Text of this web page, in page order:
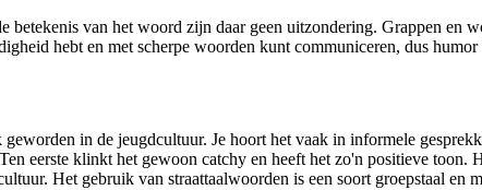
van het woord zijn daar geen uitzondering. Grappen en
hebt en met scherpe woorden kunt communiceren, dus
in de jeugdcultuur. Je hoort het vaak in informele
eerste klinkt het gewoon catchy en heeft het zo'n positieve toon.
Het gebruik van straattaalwoorden is een soort groepstaal en